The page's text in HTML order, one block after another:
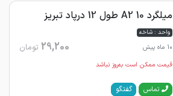
میلگرد 10 A2 طول 12 درپاد تبریز
واحد : شاخه
10 ماه پیش
29,200 تومان
قیمت ممکن است به‌روز نباشد
تماس گفتگو